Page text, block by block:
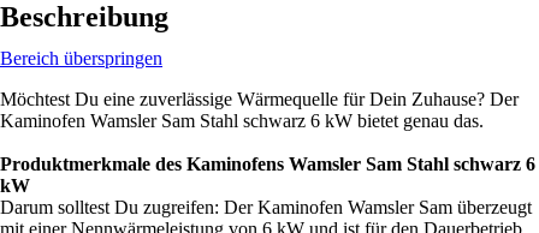
Beschreibung
Bereich überspringen
Möchtest Du eine zuverlässige Wärmequelle für Dein Zuhause? Der
Kaminofen Wamsler Sam Stahl schwarz 6 kW bietet genau das.
Produktmerkmale des Kaminofens Wamsler Sam Stahl schwarz 6
kW
Darum solltest Du zugreifen: Der Kaminofen Wamsler Sam überzeugt
mit einer Nennwärmeleistung von 6 kW und ist für den Dauerbetrieb